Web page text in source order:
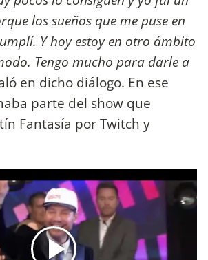
los sueños que me puse en
Y hoy estoy en otro ámbito
Tengo mucho para darle a
en dicho diálogo. En ese
parte del show que
Fantasía por Twitch y